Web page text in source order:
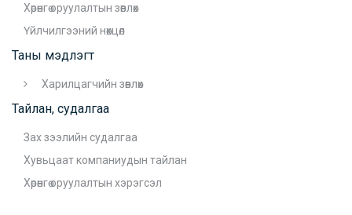
Хөрөнгө оруулалтын зөвлөх
Үйлчилгээний нөхцөл
Таны мэдлэгт
Харилцагчийн зөвлөх
Тайлан, судалгаа
Зах зээлийн судалгаа
Хувьцаат компаниудын тайлан
Хөрөнгө оруулалтын хэрэгсэл